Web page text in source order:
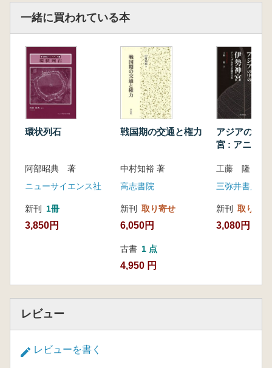
一緒に買われている本
環状列石
阿部昭典 著
ニューサイエンス社
新刊 1冊
3,850円
戦国期の交通と権力
中村知裕 著
高志書院
新刊 取り寄せ
6,050円
古書 1 点
4,950 円
アジアの中
宮 : アニミズ
工藤 隆 著
三弥井書店
新刊 取り寄せ
3,080円
レビュー
レビューを書く